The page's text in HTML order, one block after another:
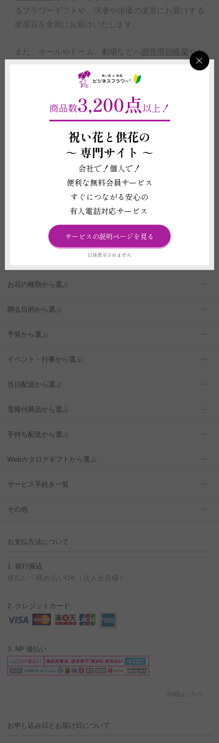
るフラワーギフトや、演者や俳優の楽屋にお届けする
楽屋花を全国にお届けいたします。
また、ホールやドーム、劇場などへ 贈答用胡蝶蘭やお
をお
届けする場合は、事前に主催や会場スタッフへ搬入確
際も安心。無料で立札やメッセージカードをお付けで
きます。出演のお祝いや楽屋見舞にお花を贈るなら、
企業、会社など法人間のビジネスの贈答のプロ祝い花
の通販サイトビジネスフラワー®におまかせくださ
・舞台俳優や劇団へのお届けで人気の
・自作パネルなどオーダーメイドの対応も承ります。
カスタムOKな
「スタンド花」一覧はこちら
お花の種類から選ぶ
贈る目的から選ぶ
予算から選ぶ
イベント・行事から選ぶ
当日配送から選ぶ
電報付商品から選ぶ
手持ち配送から選ぶ
Webカタログギフトから選ぶ
サービス手続き一覧
その他
お支払方法について
1. 銀行振込
後払い・締め払いOK（法人会員様）
2. クレジットカード
3. NP 後払い
詳細はこちら
お申し込み日とお届け日について
商品数3,200点以上！
祝い花と供花の
～ 専門サイト ～
会社で！個人で！
便利な無料会員サービス
すぐにつながる安心の
有人電話対応サービス
サービスの説明ページを見る
以後表示されません